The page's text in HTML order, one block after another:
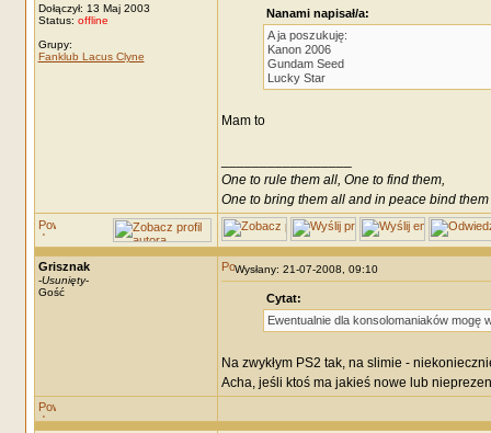
Dołączył: 13 Maj 2003
Status: offline
Grupy:
Fanklub Lacus Clyne
Nanami napisał/a:
A ja poszukuję:
Kanon 2006
Gundam Seed
Lucky Star
Mam to
One to rule them all, One to find them,
One to bring them all and in peace bind them
Grisznak
-Usunięty-
Gość
Wysłany: 21-07-2008, 09:10
Cytat:
Ewentualnie dla konsolomaniaków mogę
Na zwykłym PS2 tak, na slimie -
Acha, jeśli ktoś ma jakieś nowe lub